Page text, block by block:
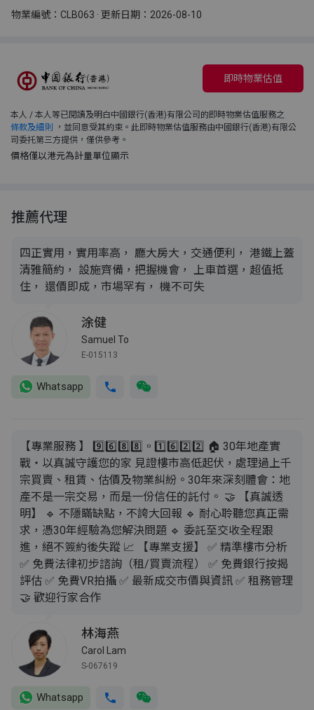
物業編號：CLB063 · 更新日期：2026-08-10
即時物業估值
本人 / 本人等已閱讀及明白中國銀行(香港)有限公司的即時物業估值服務之
條款及細則
，並同意受其約束。此即時物業估值服務由中國銀行(香港)有限公
司委托第三方提供，僅供參考。
價格僅以港元為計量單位顯示
推薦代理
四正實用，實用率高， 廳大房大，交通便利， 港鐵上蓋
清雅簡約， 設施齊備，把握機會， 上車首選，超值抵
住， 還價即成，市場罕有， 機不可失
涂健
Samuel To
E-015113
Whatsapp
【專業服務 】 9️⃣6️⃣8️⃣8️⃣▫️1️⃣6️⃣2️⃣2️⃣ 🏠 30年地產實
戰・以真誠守護您的家 見證樓市高低起伏，處理過上千
宗買賣、租賃、估價及物業糾紛。30年來深刻體會：地
產不是一宗交易，而是一份信任的託付。 🤝 【真誠透
明】 🔹 不隱瞞缺點，不誇大回報 🔹 耐心聆聽您真正需
求，憑30年經驗為您解決問題 🔹 委託至交收全程跟
進，絕不簽約後失蹤 📈 【專業支援】 ✅ 精準樓市分析
✅ 免費法律初步諮詢（租/買賣流程） ✅ 免費銀行按揭
評估 ✅ 免費VR拍攝 ✅ 最新成交市價與資訊 ✅ 租務管理
🤝 歡迎行家合作
林海燕
Carol Lam
S-067619
Whatsapp